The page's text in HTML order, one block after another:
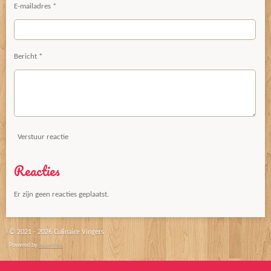
E-mailadres *
Bericht *
Verstuur reactie
Reacties
Er zijn geen reacties geplaatst.
© 2021 - 2026 Culinaire Vingers
Powered byJouwWeb